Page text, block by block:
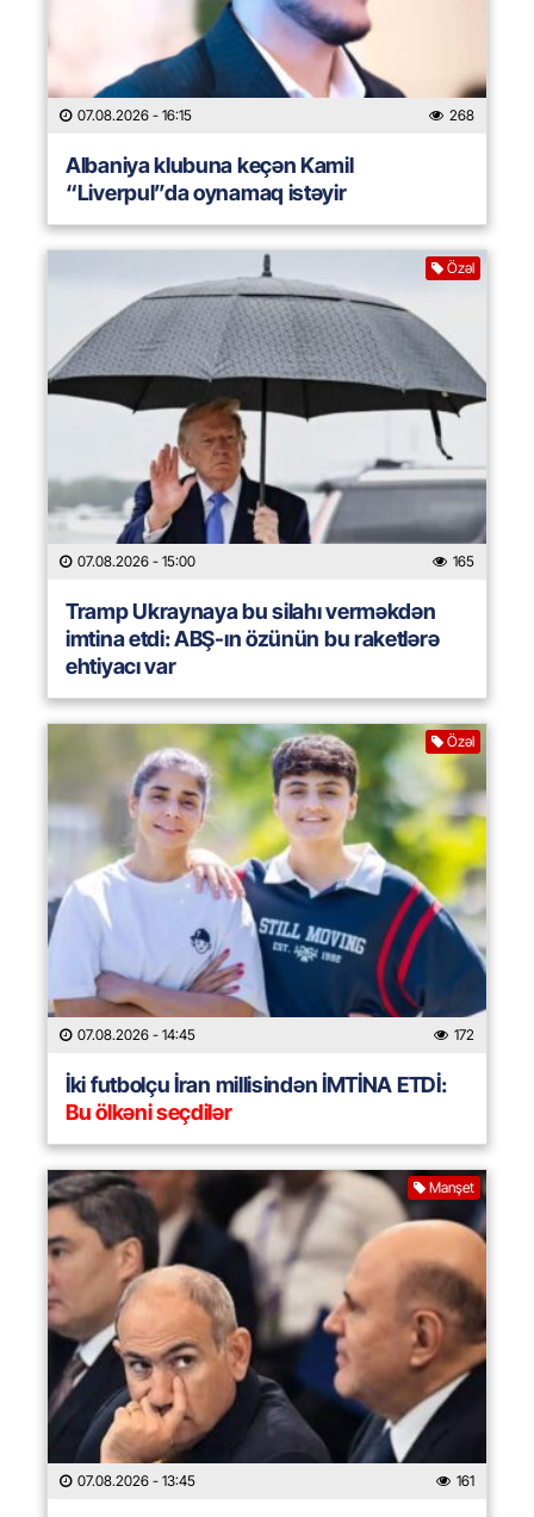
07.08.2026 - 16:15 268
Albaniya klubuna keçən Kamil
“Liverpul”da oynamaq istəyir
Özəl
07.08.2026 - 15:00 165
Tramp Ukraynaya bu silahı verməkdən
imtina etdi: ABŞ-ın özünün bu raketlərə
ehtiyacı var
Özəl
07.08.2026 - 14:45 172
İki futbolçu İran millisindən İMTİNA ETDİ:
Bu ölkəni seçdilər
Manşet
07.08.2026 - 13:45 161